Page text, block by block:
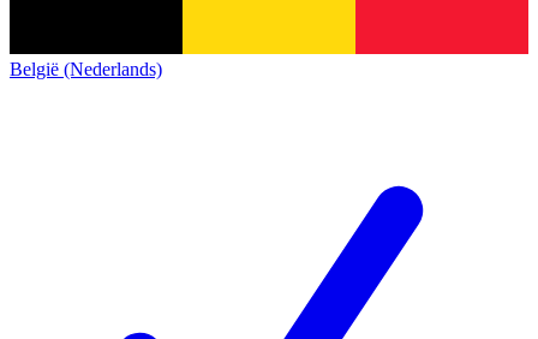
België (Nederlands)